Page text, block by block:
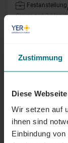
Zustimmung
Diese
Wir setzen auf
ihnen sind
Einbindung
Festanstellung
Online seit 2
Festanstellung
Festanstellung